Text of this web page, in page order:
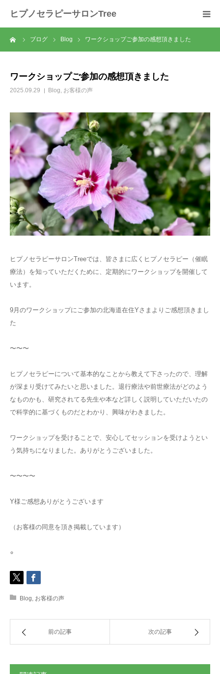
ヒプノセラピーサロンTree
ブログ Blog ワークショップご参加の感想頂きました
ワークショップご参加の感想頂きました
2025.09.29 Blog, お客様の声
ヒプノセラピーサロンTreeでは、皆さまに広くヒプノセラピー（催眠
療法）を知っていただくために、定期的にワークショップを開催して
います。
9月のワークショップにご参加の北海道在住Yさまよりご感想頂きまし
た
〜〜〜
ヒプノセラピーについて基本的なことから教えて下さったので、理解
が深まり受けてみたいと思いました。退行療法や前世療法がどのよう
なものかも、研究されてる先生や本など詳しく説明していただいたの
で科学的に基づくものだとわかり、興味がわきました。
ワークショップを受けることで、安心してセッションを受けようとい
う気持ちになりました。ありがとうございました。
〜〜〜〜
Y様ご感想ありがとうございます
（お客様の同意を頂き掲載しています）
Blog お客様の声
前の記事 次の記事
ホーム
セラピーの流れ
メニュー
料金
スクール
ご予約